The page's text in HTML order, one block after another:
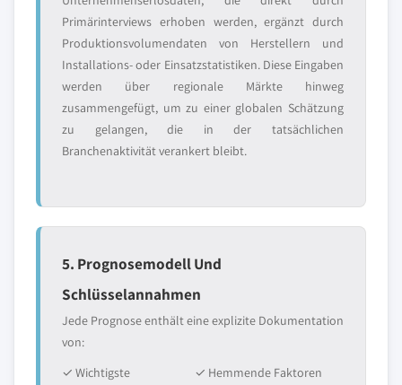
Primärinterviews erhoben werden, ergänzt durch
Produktionsvolumendaten von Herstellern und
Installations- oder Einsatzstatistiken. Diese Eingaben
werden über regionale Märkte hinweg
zusammengefügt, um zu einer globalen Schätzung
zu gelangen, die in der tatsächlichen
Branchenaktivität verankert bleibt.
5. Prognosemodell Und
Schlüsselannahmen
Jede Prognose enthält eine explizite Dokumentation
von:
✓ Wichtigste
✓ Hemmende Faktoren